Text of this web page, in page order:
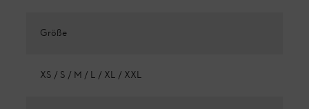
Größe
XS / S / M / L / XL / XXL